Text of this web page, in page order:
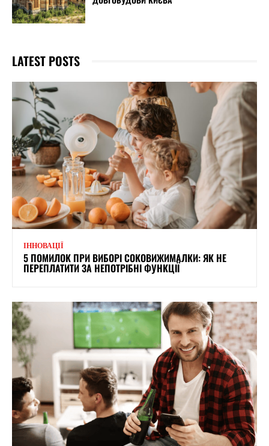
LATEST POSTS
ІННОВАЦІЇ
5 ПОМИЛОК ПРИ ВИБОРІ СОКОВИЖИМАЛКИ: ЯК НЕ
ПЕРЕПЛАТИТИ ЗА НЕПОТРІБНІ ФУНКЦІЇ